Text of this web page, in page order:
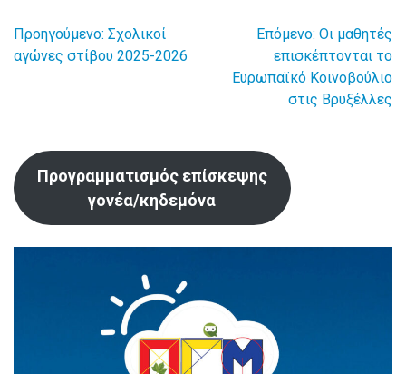
Πλοήγηση
Προηγούμενο: Σχολικοί
αγώνες στίβου 2025-2026
Επόμενο: Οι μαθητές
επισκέπτονται το
Ευρωπαϊκό Κοινοβούλιο
στις Βρυξέλλες
Προγραμματισμός επίσκεψης
γονέα/κηδεμόνα